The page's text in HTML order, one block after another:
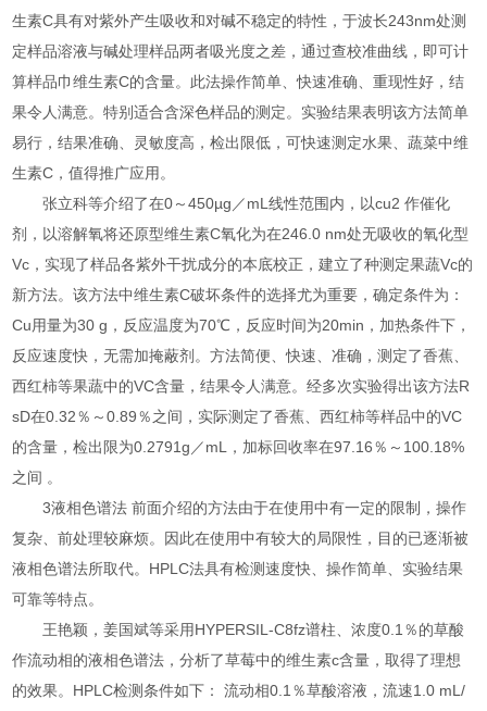
生素C具有对紫外产生吸收和对碱不稳定的特性，于波长243nm处测
定样品溶液与碱处理样品两者吸光度之差，通过查校准曲线，即可计
算样品巾维生素C的含量。此法操作简单、快速准确、重现性好，结
果令人满意。特别适合含深色样品的测定。实验结果表明该方法简单
易行，结果准确、灵敏度高，检出限低，可快速测定水果、蔬菜中维
生素C，值得推广应用。
张立科等介绍了在0～450µg／mL线性范围内，以cu2 作催化
剂，以溶解氧将还原型维生素C氧化为在246.0 nm处无吸收的氧化型
Vc，实现了样品各紫外干扰成分的本底校正，建立了种测定果蔬Vc的
新方法。该方法中维生素C破坏条件的选择尤为重要，确定条件为：
Cu用量为30 g，反应温度为70℃，反应时间为20min，加热条件下，
反应速度快，无需加掩蔽剂。方法简便、快速、准确，测定了香蕉、
西红柿等果蔬中的VC含量，结果令人满意。经多次实验得出该方法R
sD在0.32％～0.89％之间，实际测定了香蕉、西红柿等样品中的VC
的含量，检出限为0.2791g／mL，加标回收率在97.16％～100.18%
之间 。
3液相色谱法 前面介绍的方法由于在使用中有一定的限制，操作
复杂、前处理较麻烦。因此在使用中有较大的局限性，目的已逐渐被
液相色谱法所取代。HPLC法具有检测速度快、操作简单、实验结果
可靠等特点。
王艳颖，姜国斌等采用HYPERSIL-C8fz谱柱、浓度0.1％的草酸
作流动相的液相色谱法，分析了草莓中的维生素c含量，取得了理想
的效果。HPLC检测条件如下： 流动相0.1％草酸溶液，流速1.0 mL/